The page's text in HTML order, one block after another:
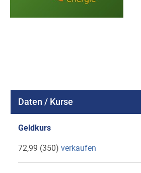
Daten / Kurse
Geldkurs
72,99 (350) verkaufen